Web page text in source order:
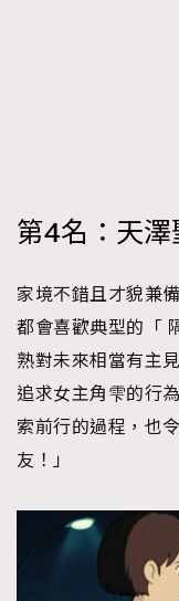
第4名：天澤
家境不錯且才貌兼
都會喜歡典型的「
熟對未來相當有主
追求女主角雫的行
索前行的過程，也
友！」